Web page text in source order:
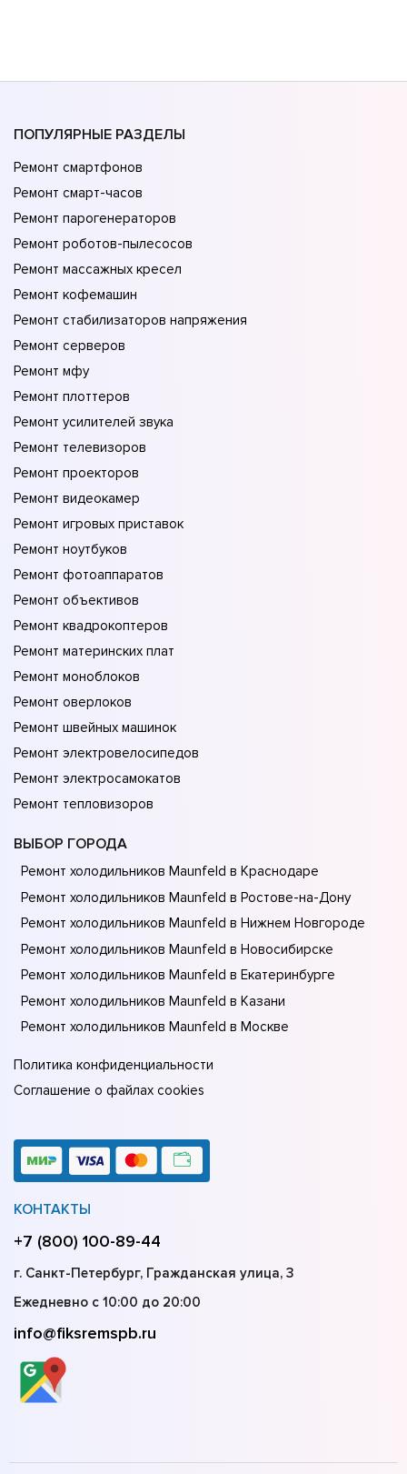
ПОПУЛЯРНЫЕ РАЗДЕЛЫ
Ремонт смартфонов
Ремонт смарт-часов
Ремонт парогенераторов
Ремонт роботов-пылесосов
Ремонт массажных кресел
Ремонт кофемашин
Ремонт стабилизаторов напряжения
Ремонт серверов
Ремонт мфу
Ремонт плоттеров
Ремонт усилителей звука
Ремонт телевизоров
Ремонт проекторов
Ремонт видеокамер
Ремонт игровых приставок
Ремонт ноутбуков
Ремонт фотоаппаратов
Ремонт объективов
Ремонт квадрокоптеров
Ремонт материнских плат
Ремонт моноблоков
Ремонт оверлоков
Ремонт швейных машинок
Ремонт электровелосипедов
Ремонт электросамокатов
Ремонт тепловизоров
ВЫБОР ГОРОДА
Ремонт холодильников Maunfeld в Краснодаре
Ремонт холодильников Maunfeld в Ростове-на-Донy
Ремонт холодильников Maunfeld в Нижнем Новгороде
Ремонт холодильников Maunfeld в Новосибирске
Ремонт холодильников Maunfeld в Екатеринбурге
Ремонт холодильников Maunfeld в Казани
Ремонт холодильников Maunfeld в Москве
Политика конфиденциальности
Соглашение о файлах cookies
КОНТАКТЫ
+7 (800) 100-89-44
г. Санкт-Петербург, Гражданская улица, 3
Ежедневно с 10:00 до 20:00
info@fiksremspb.ru